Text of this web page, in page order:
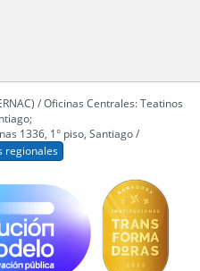
/ Oficinas Centrales: Teatinos
1336, 1° piso, Santiago /
regionales